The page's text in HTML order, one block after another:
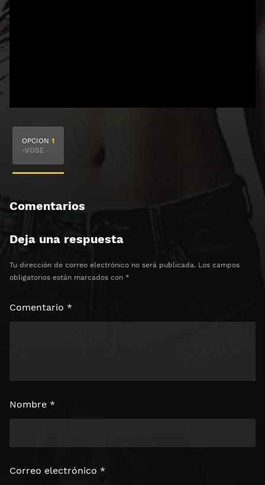
Haz clic 3 veces en el botón para desbloquear el
⏰ El acceso expira en 1 hora
OPCION 1
-VOSE
Comentarios
Deja una respuesta
Tu dirección de correo electrónico no será publicada. Los campos
obligatorios están marcados con *
Comentario *
Nombre *
Correo electrónico *